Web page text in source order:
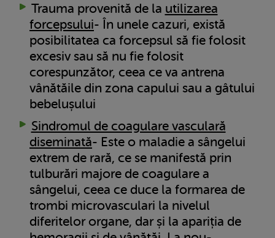
Trauma provenită de la utilizarea
forcepsului- În unele cazuri, există
posibilitatea ca forcepsul să fie folosit
excesiv sau să nu fie folosit
corespunzător, ceea ce va antrena
vânătăile din zona capului sau a gâtului
bebelușului
Sindromul de coagulare vasculară
diseminată- Este o maladie a sângelui
extrem de rară, ce se manifestă prin
tulburări majore de coagulare a
sângelui, ceea ce duce la formarea de
trombi microvasculari la nivelul
diferitelor organe, dar și la apariția de